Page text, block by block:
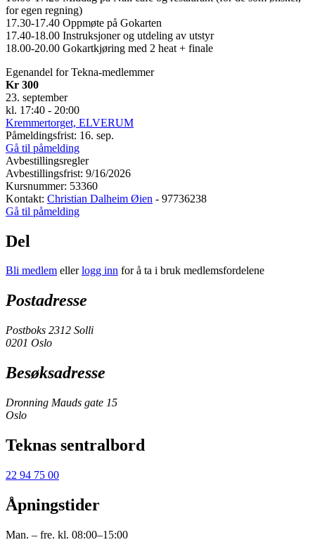
for egen regning)
17.30-17.40 Oppmøte på Gokarten
17.40-18.00 Instruksjoner og utdeling av utstyr
18.00-20.00 Gokartkjøring med 2 heat + finale
Egenandel for Tekna-medlemmer
Kr 300
23. september
kl. 17:40 - 20:00
Kremmertorget, ELVERUM
Påmeldingsfrist: 16. sep.
Gå til påmelding
Avbestillingsregler
Avbestillingsfrist: 9/16/2026
Kursnummer: 53360
Kontakt: Christian Dalheim Øien - 97736238
Gå til påmelding
Del
Bli medlem ellerlogg inn for å ta i bruk medlemsfordelene
Postadresse
Postboks 2312 Solli
0201 Oslo
Besøksadresse
Dronning Mauds gate 15
Oslo
Teknas sentralbord
22 94 75 00
Åpningstider
Man. – fre. kl. 08:00–15:00